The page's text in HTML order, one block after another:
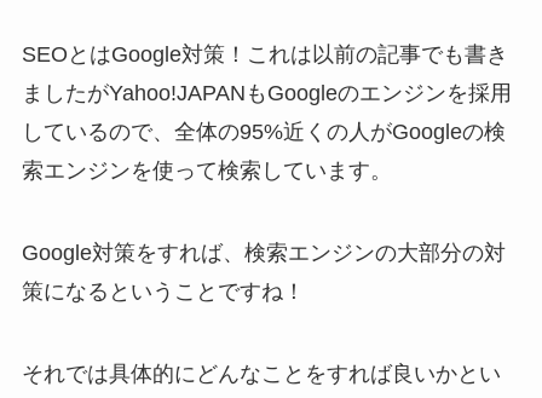
SEOとはGoogle対策！これは以前の記事でも書き
ましたがYahoo!JAPANもGoogleのエンジンを採用
しているので、全体の95%近くの人がGoogleの検
索エンジンを使って検索しています。
Google対策をすれば、検索エンジンの大部分の対
策になるということですね！
それでは具体的にどんなことをすれば良いかとい